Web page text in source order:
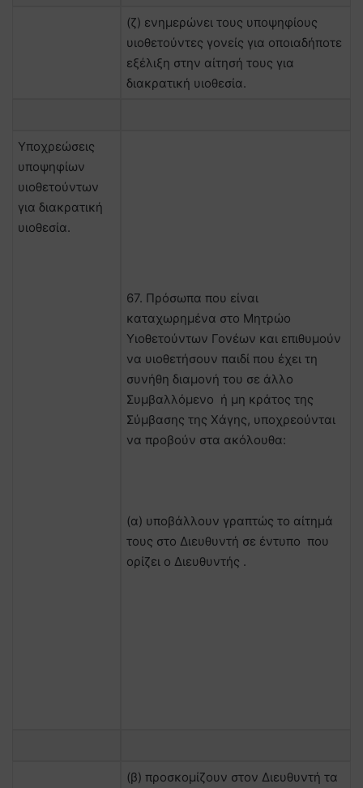
(ζ) ενημερώνει τους υποψηφίους
υιοθετούντες γονείς για οποιαδήποτε
εξέλιξη στην αίτησή τους για
διακρατική υιοθεσία.
Υποχρεώσεις
υποψηφίων
υιοθετούντων
για διακρατική
υιοθεσία.
67. Πρόσωπα που είναι
καταχωρημένα στο Μητρώο
Υιοθετούντων Γονέων και επιθυμούν
να υιοθετήσουν παιδί που έχει τη
συνήθη διαμονή του σε άλλο
Συμβαλλόμενο ή μη κράτος της
Σύμβασης της Χάγης, υποχρεούνται
να προβούν στα ακόλουθα:
(α) υποβάλλουν γραπτώς το αίτημά
τους στο Διευθυντή σε έντυπο που
ορίζει ο Διευθυντής .
(β) προσκομίζουν στον Διευθυντή τα